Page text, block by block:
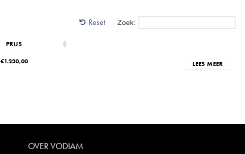
Reset Zoek:
PRIJS
€1.230,00 LEES MEER
OVER VODIAM